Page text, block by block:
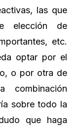
las que
elección de
etc.
optar por el
o por otra de
combinación
sobre todo la
que haga